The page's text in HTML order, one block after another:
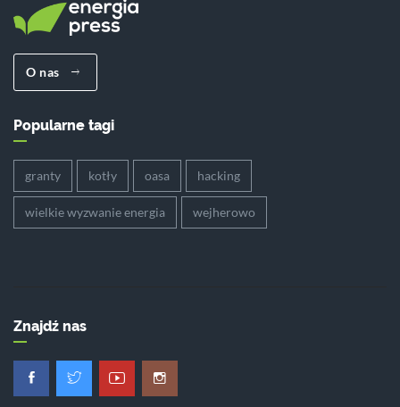
O nas
Popularne tagi
granty kotły oasa hacking
wielkie wyzwanie energia wejherowo
Znajdź nas